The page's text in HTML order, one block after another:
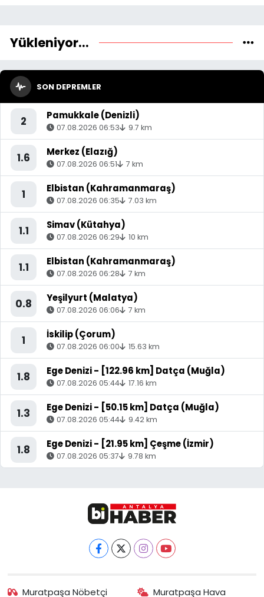
Yükleniyor...
SON DEPREMLER
2 Pamukkale (Denizli)
07.08.2026 06:53 9.7 km
1.6 Merkez (Elazığ)
07.08.2026 06:51 7 km
1 Elbistan (Kahramanmaraş)
07.08.2026 06:35 7.03 km
1.1 Simav (Kütahya)
07.08.2026 06:29 10 km
1.1 Elbistan (Kahramanmaraş)
07.08.2026 06:28 7 km
0.8 Yeşilyurt (Malatya)
07.08.2026 06:06 7 km
1 İskilip (Çorum)
07.08.2026 06:00 15.63 km
1.8 Ege Denizi - [122.96 km] Datça (Muğla)
07.08.2026 05:44 17.16 km
1.3 Ege Denizi - [50.15 km] Datça (Muğla)
07.08.2026 05:44 9.42 km
1.8 Ege Denizi - [21.95 km] Çeşme (İzmir)
07.08.2026 05:37 9.78 km
Muratpaşa Nöbetçi Muratpaşa Hava